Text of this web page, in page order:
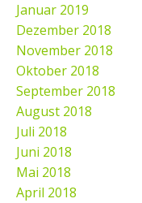
Januar 2019
Dezember 2018
November 2018
Oktober 2018
September 2018
August 2018
Juli 2018
Juni 2018
Mai 2018
April 2018